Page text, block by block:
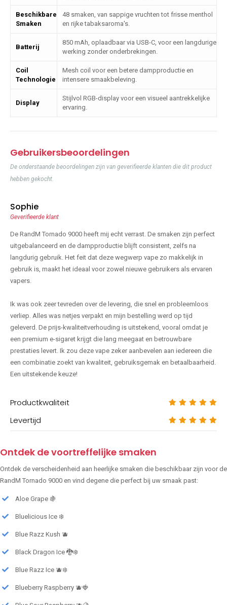
Beschikbare
Smaken
48 smaken, van sappige vruchten tot frisse menthol
en rijke tabaksaroma's.
Batterij
850 mAh, oplaadbaar via USB-C, voor een langdurige
werking zonder onderbrekingen.
Coil
Technologie
Mesh coil voor een betere dampproductie en
intensere smaakbeleving.
Display
Stijlvol RGB-display voor een visueel aantrekkelijke
ervaring.
Gebruikersbeoordelingen
De onderstaande beoordelingen zijn van geverifieerde klanten die dit product
hebben gekocht.
Sophie
Geverifieerde klant
De RandM Tornado 9000 heeft mij echt verrast. De smaken zijn perfect
uitgebalanceerd en de dampproductie blijft consistent, zelfs na
langdurig gebruik. Het feit dat deze wegwerp vape zo makkelijk in
gebruik is, maakt het ideaal voor zowel nieuwe gebruikers als ervaren
vapers.
Ik was ook zeer tevreden over de levering, die snel en probleemloos
verliep. Alles was netjes verpakt en mijn bestelling werd op tijd
geleverd. De prijs-kwaliteitverhouding is uitstekend, vooral omdat je
een premium e-sigaret krijgt die lang meegaat en betrouwbare
prestaties levert. Ik zou deze vape zeker aanbevelen aan iedereen die
een combinatie zoekt van kwaliteit, gebruiksgemak en betaalbaarheid.
Een uitstekende keuze!
Productkwaliteit
Levertijd
Ontdek de voortreffelijke smaken
Ontdek de verscheidenheid aan heerlijke smaken die beschikbaar zijn voor de
RandM Tornado 9000 en vind degene die perfect bij uw smaak past:
Aloe Grape 🍇
Bluelicious Ice ❄️
Blue Razz Kush 🫐
Black Dragon Ice 🐉❄️
Blue Razz Ice 🫐❄️
Blueberry Raspberry 🫐🍓